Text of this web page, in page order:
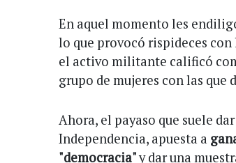
En aquel momento les
lo que provocó rispideces
el activo militante calificó
grupo de mujeres con las que
Ahora, el payaso que suele
Independencia, apuesta a
"democracia"y dar una